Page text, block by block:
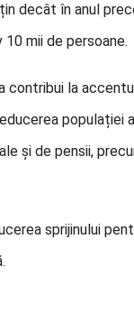
decât în anul
mii de persoane.
contribui la
populației
și de pensii,
sprijinului